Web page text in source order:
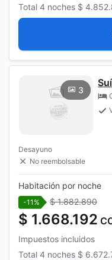
Total 4 noches $
3
Desayuno
No reembolsable
Habitación por noche
-11% $ 1.882.890
$ 1.668.192
Impuestos incluidos
Total 4 noches $